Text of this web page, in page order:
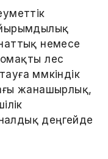
немесе
үлес
мүмкіндік
жанашырлық,
деңгейде